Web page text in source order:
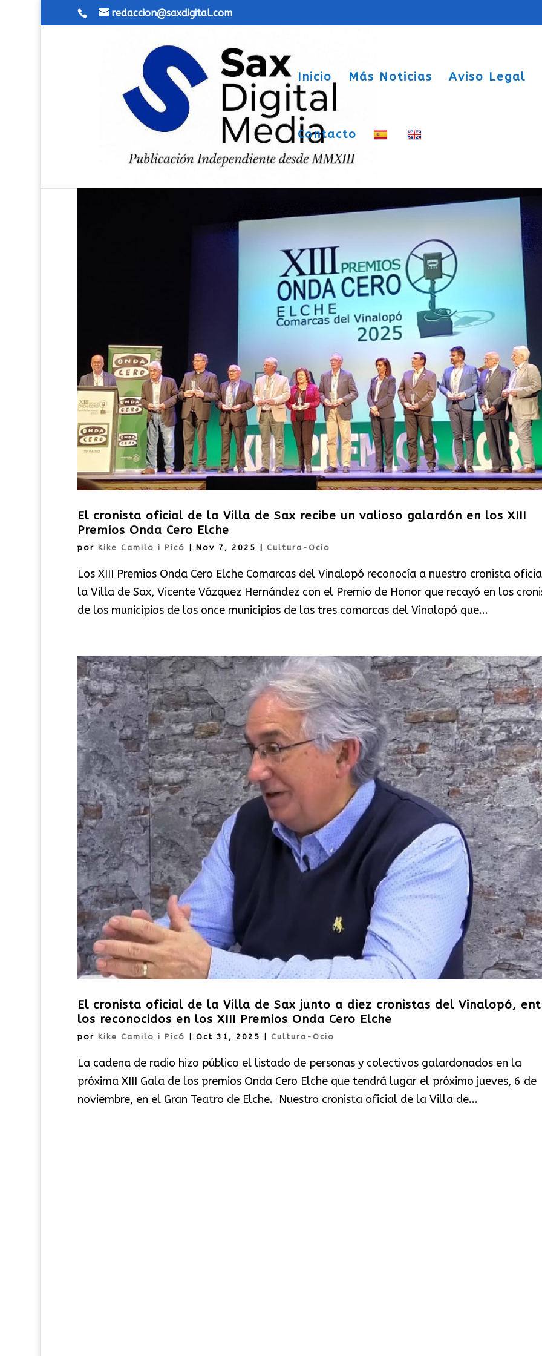
redaccion@saxdigital.com
Inicio Más Noticias Aviso Legal
Contacto
El cronista oficial de la Villa de Sax recibe un valioso galardón en los XIII
Premios Onda Cero Elche
por Kike Camilo i Picó Nov 7, 2025 Cultura-Ocio
Los XIII Premios Onda Cero Elche Comarcas del Vinalopó reconocía a nuestro cronista
la Villa de Sax, Vicente Vázquez Hernández con el Premio de Honor que recayó en los
de los municipios de los once municipios de las tres comarcas del Vinalopó que...
El cronista oficial de la Villa de Sax junto a diez cronistas del Vinalopó,
los reconocidos en los XIII Premios Onda Cero Elche
por Kike Camilo i Picó Oct 31, 2025 Cultura-Ocio
La cadena de radio hizo público el listado de personas y colectivos galardonados en la
próxima XIII Gala de los premios Onda Cero Elche que tendrá lugar el próximo jueves, 6 de
noviembre, en el Gran Teatro de Elche. Nuestro cronista oficial de la Villa de...